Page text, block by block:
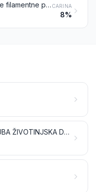
Tkanine od umjetne filamentne pređe, uključujući tkanine dobivene od proizvoda iz tarifnog broja 5405 CARINA
8%
VUNA, FINA ILI GRUBA ŽIVOTINJSKA DLAKA; PREĐA I TKANINE OD KONJSKE DLAKE